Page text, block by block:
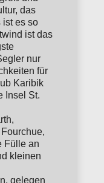
das
ist es so
ist das
nur
für
Karibik
Insel St.
Fülle an
kleinen
gelegen